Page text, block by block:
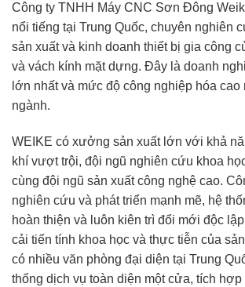
Công ty TNHH Máy CNC Sơn Đông
nổi tiếng tại Trung Quốc, chuyên nghiên
sản xuất và kinh doanh thiết bị gia công
và vách kính mặt dựng. Đây là doanh
lớn nhất và mức độ công nghiệp hóa cao
ngành.
WEIKE có xưởng sản xuất lớn với khả
khí vượt trội, đội ngũ nghiên cứu khoa
cùng đội ngũ sản xuất công nghệ cao.
nghiên cứu và phát triển mạnh mẽ, hệ
hoàn thiện và luôn kiên trì đổi mới độc
cải tiến tính khoa học và thực tiễn của
có nhiều văn phòng đại diện tại Trung
thống dịch vụ toàn diện một cửa, tích